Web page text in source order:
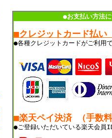
●お支払い方法
■クレジットカード払い
●各種クレジットカードがご利用
■楽天ペイ決済 （手数
●ご登録いただいている楽天会員